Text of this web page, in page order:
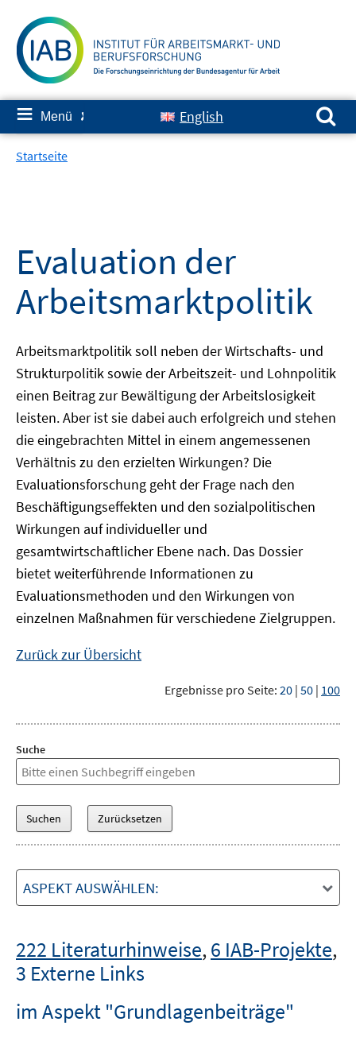
zum
Inhalt
≡ Menü ✘ English
Suchen nach:
Startseite
Evaluation der
Arbeitsmarktpolitik
Arbeitsmarktpolitik soll neben der Wirtschafts- und
Strukturpolitik sowie der Arbeitszeit- und Lohnpolitik
einen Beitrag zur Bewältigung der Arbeitslosigkeit
leisten. Aber ist sie dabei auch erfolgreich und stehen
die eingebrachten Mittel in einem angemessenen
Verhältnis zu den erzielten Wirkungen? Die
Evaluationsforschung geht der Frage nach den
Beschäftigungseffekten und den sozialpolitischen
Wirkungen auf individueller und
gesamtwirtschaftlicher Ebene nach. Das Dossier
bietet weiterführende Informationen zu
Evaluationsmethoden und den Wirkungen von
einzelnen Maßnahmen für verschiedene Zielgruppen.
Zurück zur Übersicht
Ergebnisse pro Seite: 20 | 50 | 100
Suche
ASPEKT AUSWÄHLEN:
222 Literaturhinweise,6 IAB-Projekte,
3 Externe Links
im Aspekt "Grundlagenbeiträge"